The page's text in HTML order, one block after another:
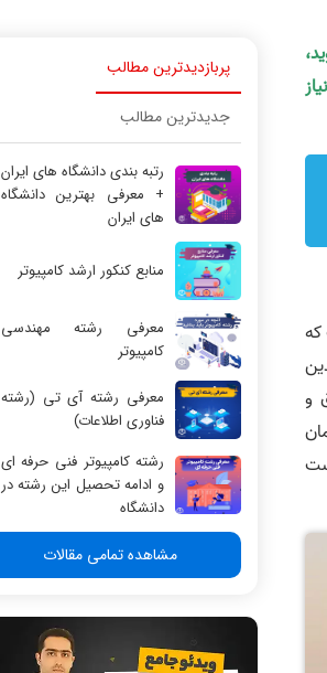
و
پربازدیدترین مطالب
جدیدترین مطالب
رتبه بندی دانشگاه های ایران
+ معرفی بهترین دانشگاه
های ایران
منابع کنکور ارشد کامپیوتر
معرفی رشته مهندسی
کامپیوتر
معرفی رشته آی تی (رشته
فناوری اطلاعات)
رشته کامپیوتر فنی حرفه ای
و ادامه تحصیل این رشته در
دانشگاه
مشاهده تمامی مقالات